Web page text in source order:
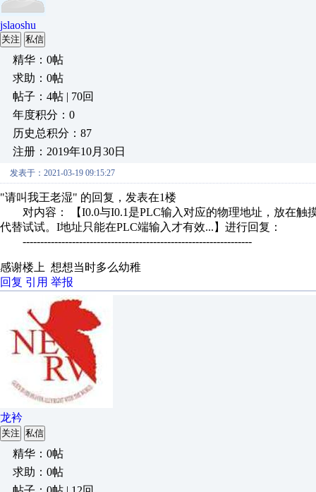
jslaoshu
关注 私信
精华：0帖
求助：0帖
帖子：4帖 | 70回
年度积分：0
历史总积分：87
注册：2019年10月30日
发表于：2021-03-19 09:15:27
"请叫我王老湿" 的回复，发表在1楼
对内容： 【I0.0与I0.1是PLC输入对应的物理地址，放在触
代替试试。I地址只能在PLC端输入才有效...】进行回复：
-----------------------------------------------------------------
感谢楼上 想想当时多么幼稚
回复 引用 举报
龙衿
关注 私信
精华：0帖
求助：0帖